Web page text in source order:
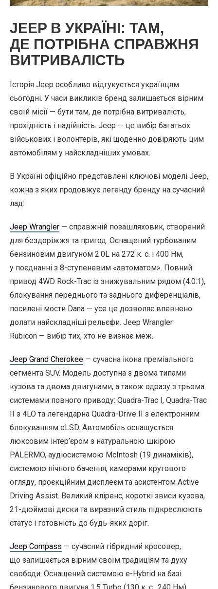
JEEP В УКРАЇНІ: ТАМ,
ДЕ ПОТРІБНА СПРАВЖНЯ
ВИТРИВАЛІСТЬ
Історія Jeep особливо відгукується українцям
сьогодні. У часи викликів бренд залишається вірним
своїй місії — бути там, де потрібна витривалість,
прохідність і надійність. Jeep — це вибір багатьох
військових і волонтерів, які щоденно довіряють цим
автомобілям у найскладніших умовах.
В Україні офіційно представлені ключові моделі Jeep,
кожна з яких продовжує легенду бренду на сучасний
лад:
Jeep Wrangler — справжній позашляховик, створений
для бездоріжжя та пригод. Оснащений турбованим
бензиновим двигуном 2.0L на 272 к. с. і 400 Нм,
у поєднанні з 8-ступеневим «автоматом». Повний
привод 4WD Rock-Trac із знижувальним рядом (4.0:1),
блокування переднього та заднього диференціалів,
посилені мости Dana — усе це дозволяє впевнено
долати найскладніші рельєфи. Jeep Wrangler
Rubicon — вибір тих, хто не визнає меж.
Jeep Grand Cherokee — сучасна ікона преміального
сегмента SUV. Модель доступна з двома типами
кузова та двома двигунами, а також одразу з трьома
системами повного приводу: Quadra-Trac I, Quadra-Trac
II з 4LO та легендарна Quadra-Drive II з електронним
блокуванням eLSD. Автомобіль оснащується
люксовим інтер’єром з натуральною шкірою
PALERMO, аудіосистемою McIntosh (19 динаміків),
системою нічного бачення, камерами кругового
огляду, проєкційним дисплеєм та асистентом Active
Driving Assist. Великий кліренс, короткі звиси кузова,
21-дюймові диски та виразний стиль підкреслюють
статус і готовність до будь-яких доріг.
Jeep Compass — сучасний гібридний кросовер,
що залишається вірним своїм традиціям та духу
свободи. Оснащений системою e-Hybrid на базі
бензинового двигуна 1.5 Turbo (130 к. с., 240 Нм)